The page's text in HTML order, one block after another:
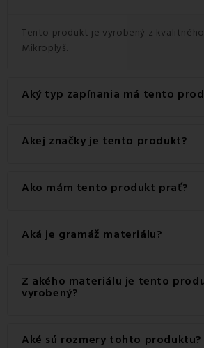
Tento produkt je vyrobený z
Mikroplyš.
Aký typ zapínania má tento
Tento produkt má praktické zapínanie
Akej značky je tento produkt?
Ide o autentický produkt značky Jahu.
Ako mám tento produkt prať?
Pre dosiahnutie najlepších výsledkov
produkt prať na 30 °C.
Aká je gramáž materiálu?
Gramáž materiálu použitého pre tento
g/m2.
Z akého materiálu je tento
vyrobený?
Tento produkt je vyrobený z kvalitného
Aké sú rozmery tohto produktu?